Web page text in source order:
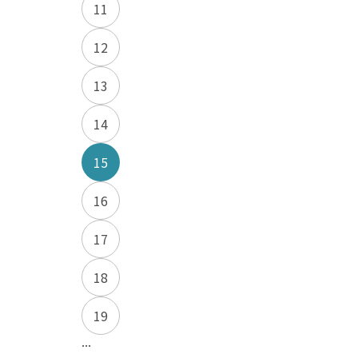
11
12
13
14
15
16
17
18
19
...